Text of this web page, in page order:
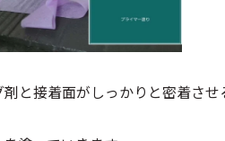
剤と接着面がしっかりと密着させ